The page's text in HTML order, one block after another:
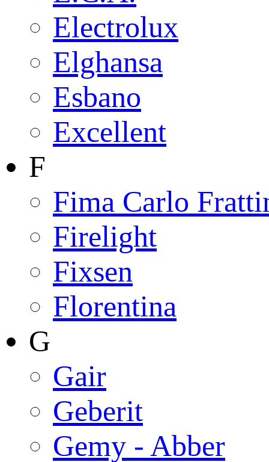
Electrolux
Elghansa
Esbano
Excellent
F
Fima Carlo
Firelight
Fixsen
Florentina
G
Gair
Geberit
Gemy - Abber